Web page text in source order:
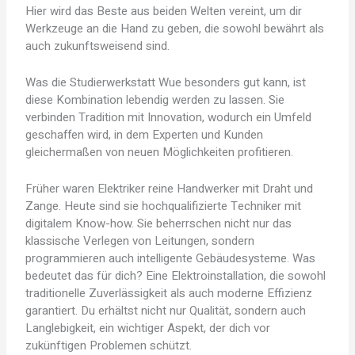
Hier wird das Beste aus beiden Welten vereint, um dir
Werkzeuge an die Hand zu geben, die sowohl bewährt als
auch zukunftsweisend sind.
Was die Studierwerkstatt Wue besonders gut kann, ist
diese Kombination lebendig werden zu lassen. Sie
verbinden Tradition mit Innovation, wodurch ein Umfeld
geschaffen wird, in dem Experten und Kunden
gleichermaßen von neuen Möglichkeiten profitieren.
Früher waren Elektriker reine Handwerker mit Draht und
Zange. Heute sind sie hochqualifizierte Techniker mit
digitalem Know-how. Sie beherrschen nicht nur das
klassische Verlegen von Leitungen, sondern
programmieren auch intelligente Gebäudesysteme. Was
bedeutet das für dich? Eine Elektroinstallation, die sowohl
traditionelle Zuverlässigkeit als auch moderne Effizienz
garantiert. Du erhältst nicht nur Qualität, sondern auch
Langlebigkeit, ein wichtiger Aspekt, der dich vor
zukünftigen Problemen schützt.